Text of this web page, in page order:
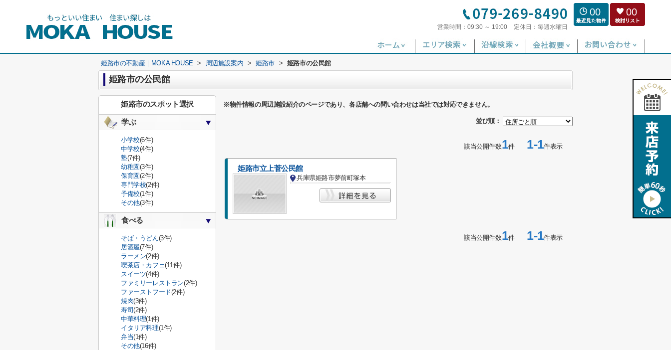
営業時間： 09:30 ～ 19:00 定休日： 毎週水曜日
00 00
姫路市の不動産｜MOKA HOUSE > 周辺施設案内 > 姫路市 > 姫路市の公民館
姫路市の公民館
※物件情報の周辺施設紹介のページであり、各店舗への問い合わせは当社では対応できません。
並び順：
該当公開件数1件1-1件表示
姫路市立上菅公民館
兵庫県姫路市夢前町塚本
該当公開件数1件1-1件表示
姫路市のスポット選択
学ぶ
小学校(6件)
中学校(4件)
塾(7件)
幼稚園(3件)
保育園(2件)
専門学校(2件)
予備校(1件)
その他(3件)
食べる
そば・うどん(3件)
居酒屋(7件)
ラーメン(2件)
喫茶店・カフェ(11件)
スイーツ(4件)
ファミリーレストラン(2件)
ファーストフード(2件)
焼肉(3件)
寿司(2件)
中華料理(1件)
イタリア料理(1件)
弁当(1件)
その他(16件)